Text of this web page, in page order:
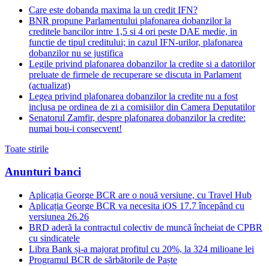
Care este dobanda maxima la un credit IFN?
BNR propune Parlamentului plafonarea dobanzilor la
creditele bancilor intre 1,5 si 4 ori peste DAE medie, in
functie de tipul creditului; in cazul IFN-urilor, plafonarea
dobanzilor nu se justifica
Legile privind plafonarea dobanzilor la credite si a datoriilor
preluate de firmele de recuperare se discuta in Parlament
(actualizat)
Legea privind plafonarea dobanzilor la credite nu a fost
inclusa pe ordinea de zi a comisiilor din Camera Deputatilor
Senatorul Zamfir, despre plafonarea dobanzilor la credite:
numai bou-i consecvent!
Toate stirile
Anunturi banci
Aplicația George BCR are o nouă versiune, cu Travel Hub
Aplicația George BCR va necesita iOS 17.7 începând cu
versiunea 26.26
BRD aderă la contractul colectiv de muncă încheiat de CPBR
cu sindicatele
Libra Bank și-a majorat profitul cu 20%, la 324 milioane lei
Programul BCR de sărbătorile de Paște